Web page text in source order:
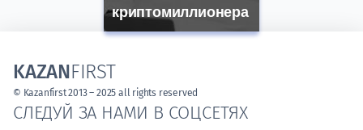
криптомиллионера
СЛЕДУЙ ЗА НАМИ В СОЦСЕТЯХ
KAZANFIRST
© Kazanfirst 2013 – 2025 all rights reserved